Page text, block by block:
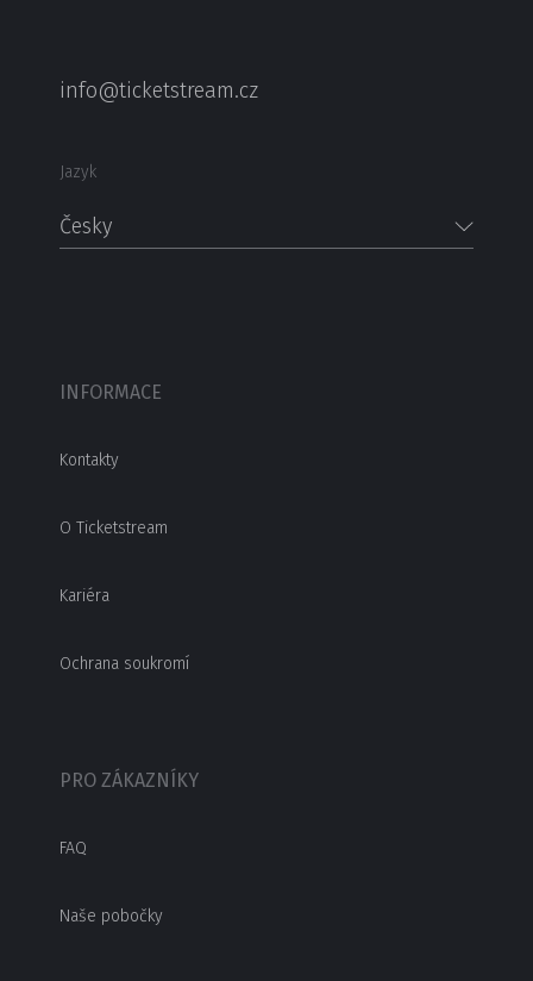
info@ticketstream.cz
Jazyk
Česky
INFORMACE
Kontakty
O Ticketstream
Kariéra
Ochrana soukromí
PRO ZÁKAZNÍKY
FAQ
Naše pobočky